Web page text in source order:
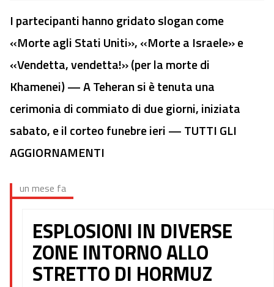
I partecipanti hanno gridato slogan come
«Morte agli Stati Uniti», «Morte a Israele» e
«Vendetta, vendetta!» (per la morte di
Khamenei) — A Teheran si è tenuta una
cerimonia di commiato di due giorni, iniziata
sabato, e il corteo funebre ieri — TUTTI GLI
AGGIORNAMENTI
un mese fa
ESPLOSIONI IN DIVERSE
ZONE INTORNO ALLO
STRETTO DI HORMUZ